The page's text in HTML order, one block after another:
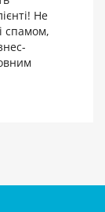
Не
спамом,